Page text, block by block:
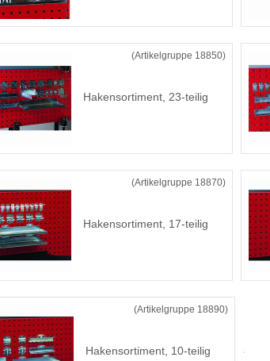
(Artikelgruppe 18850)
Hakensortiment, 23-teilig
(Artikelgruppe 18870)
Hakensortiment, 17-teilig
(Artikelgruppe 18890)
Hakensortiment, 10-teilig